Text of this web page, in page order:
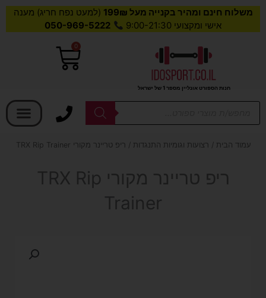
משלוח חינם ומהיר בקנייה מעל 199₪
(למעט נפח חריג) מענה
אישי ומקצועי 9:00-21:30
050-969-5222
חנות הספורט אונליין מספר 1 של ישראל
0
עגלת
Products
עמוד הבית / רצועות וגומיות התנגדות / ריפ טריינר מקורי TRX Rip Trainer
ריפ טריינר מקורי TRX Rip
Trainer